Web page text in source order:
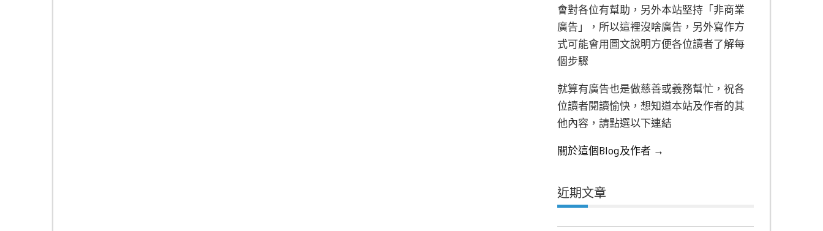
會對各位有幫助，另外本站堅持「非商業
廣告」，所以這裡沒啥廣告，另外寫作方
式可能會用圖文說明方便各位讀者了解每
個步驟
就算有廣告也是做慈善或義務幫忙，祝各
位讀者閱讀愉快，想知道本站及作者的其
他內容，請點選以下連結
關於這個Blog及作者 →
近期文章